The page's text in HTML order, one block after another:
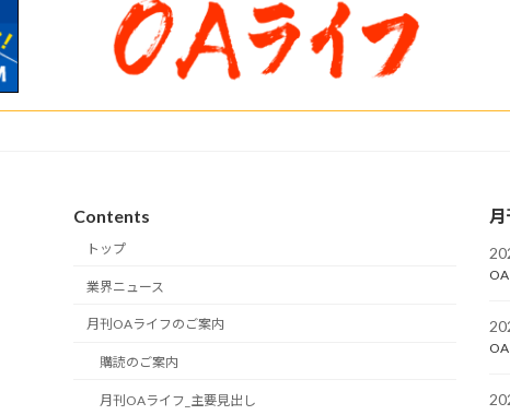
Contents
トップ
業界ニュース
月刊OAライフのご案内
購読のご案内
月刊OAライフ_主要見出し